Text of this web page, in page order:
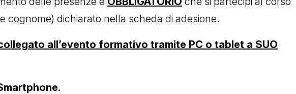
cognome) dichiarato nella scheda di adesione.
all’evento formativo tramite PC o tablet a SUO